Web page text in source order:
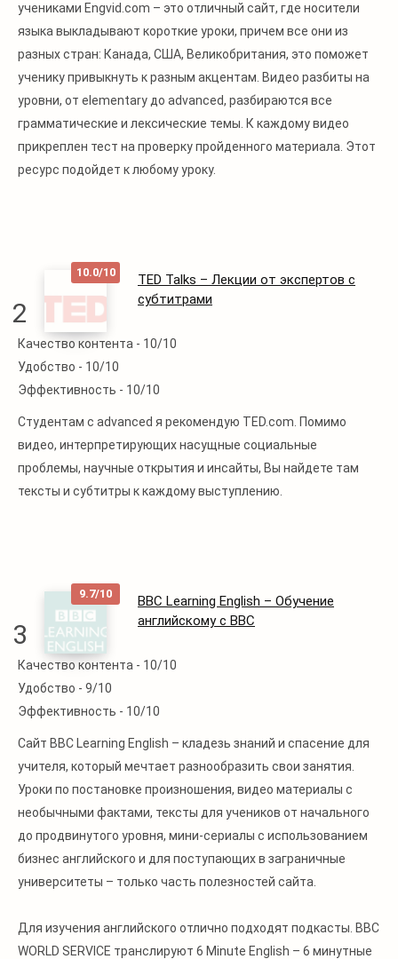
учениками Engvid.com – это отличный сайт, где носители
языка выкладывают короткие уроки, причем все они из
разных стран: Канада, США, Великобритания, это поможет
ученику привыкнуть к разным акцентам. Видео разбиты на
уровни, от elementary до advanced, разбираются все
грамматические и лексические темы. К каждому видео
прикреплен тест на проверку пройденного материала. Этот
ресурс подойдет к любому уроку.
2
10.0/10
Читать
TED Talks – Лекции от экспертов с
субтитрами
Качество контента - 10/10
Удобство - 10/10
Эффективность - 10/10
Студентам с advanced я рекомендую TED.com. Помимо
видео, интерпретирующих насущные социальные
проблемы, научные открытия и инсайты, Вы найдете там
тексты и субтитры к каждому выступлению.
3
9.7/10
Читать
BBC Learning English – Обучение
английскому с BBC
Качество контента - 10/10
Удобство - 9/10
Эффективность - 10/10
Сайт BBC Learning English – кладезь знаний и спасение для
учителя, который мечтает разнообразить свои занятия.
Уроки по постановке произношения, видео материалы с
необычными фактами, тексты для учеников от начального
до продвинутого уровня, мини-сериалы с использованием
бизнес английского и для поступающих в заграничные
университеты – только часть полезностей сайта.
Для изучения английского отлично подходят подкасты. BBC
WORLD SERVICE транслируют 6 Minute English – 6 минутные